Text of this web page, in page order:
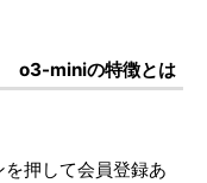
o3-miniの特徴とは
押して会員登録あ